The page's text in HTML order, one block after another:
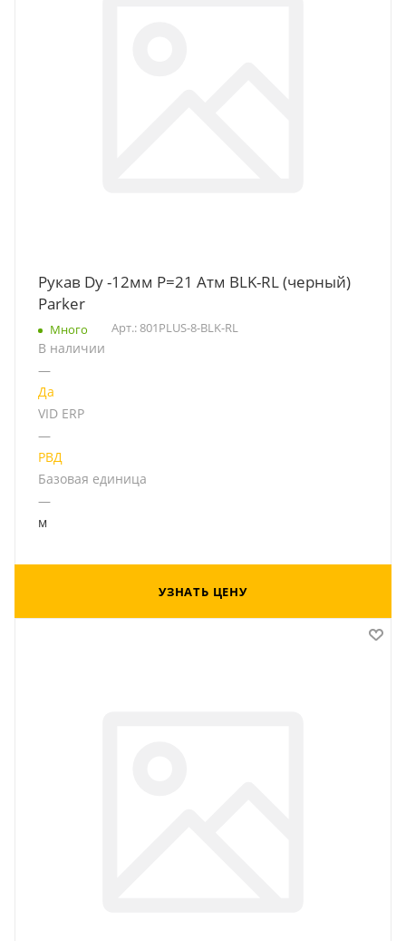
Рукав Dy -12мм P=21 Атм BLK-RL (черный)
Parker
Много Арт.: 801PLUS-8-BLK-RL
В наличии
—
Да
VID ERP
—
РВД
Базовая единица
—
м
УЗНАТЬ ЦЕНУ